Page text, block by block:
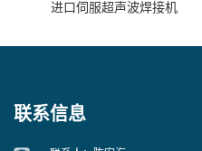
进口伺服超声波焊接机
联系信息